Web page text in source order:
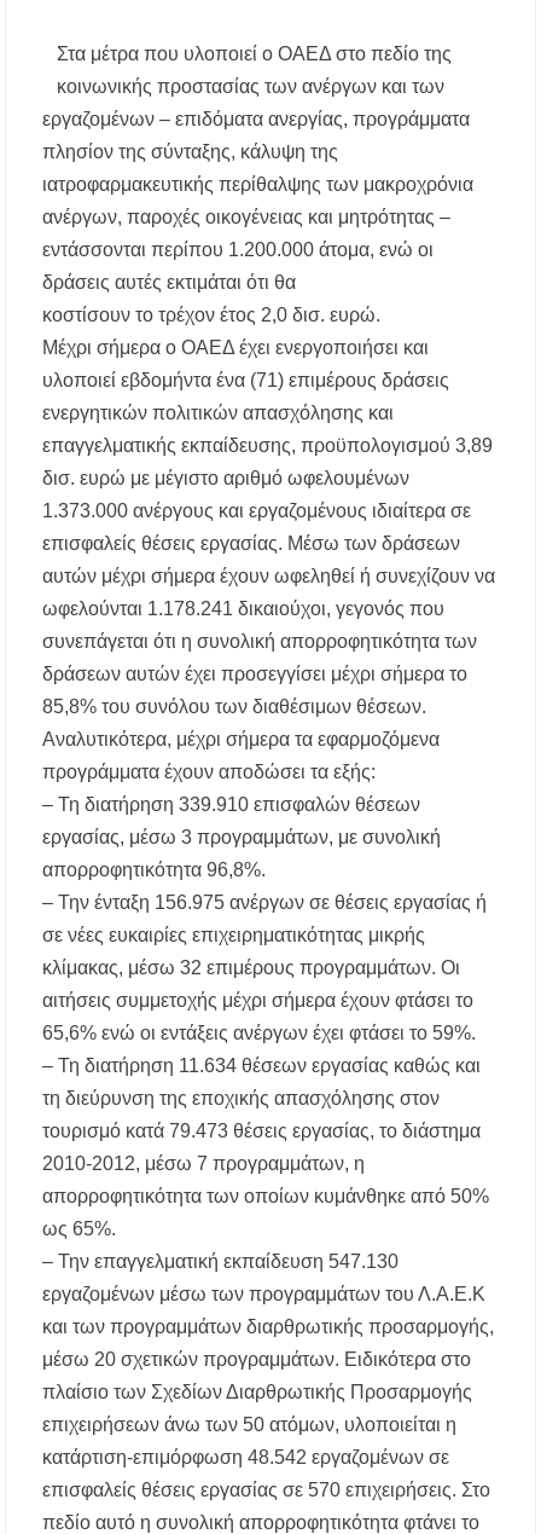
Μουσική Εκδήλωση της Φιλαρμονικής
Μεγάλης Παναγίας
Πτώση στις τιμές των καυσίμων: Κάτω από τα
2 ευρώ η αμόλυβδη μέσα στην εβδομάδα
ΔΥΠΑ: Νέες 8.000 θέσεις εργασίας για
ανέργους ηλικίας 55 έως 67 ετών – Στους
43.000 οι συνολικοί ωφελούμενοι
Δεκαπενταύγουστος 2026 στη Μεγάλη Παναγία
Χαλκιδικής – Το πρόγραμμα των ιερών
ακολουθιών
Η Φωτεινή Βελεσιώτου έρχεται στην
Ουρανούπολη για μια μοναδική συναυλία στον
Πύργο
«Τουρισμός για Όλους 2026-2027»: Άνοιξαν οι
ανά ΑΦΜ
Αναβαθμίζεται η πρόσβαση στο Δεβελίκι
Ιωάννης Γιώργος: «Εγκρίθηκε η λειτουργία
εκτός έδρας τμήματος Σ.Α.Ε.Κ. στον Πολύγυρο
– Ένα σημαντικό βήμα για την πλήρη
επαναλειτουργία της δομής»
Η Κεντρική Μακεδονία ανοίγει τον δρόμο του
οινοτουρισμού σε Ηνωμένο Βασίλειο και
Αυστραλία
Χαλκιδική: Πυρκαγιά σε γαλλική θαλαμηγό
στη Λατούρα Αγίου Νικολάου – Άμεση
κινητοποίηση Λιμενικού και Πυροσβεστικής
ΑΠ. ΠΑΝΑΣ: «Η ΧΑΛΚΙΔΙΚΗ ΧΡΕΙΑΖΕΤΑΙ
ΟΛΟΚΛΗΡΩΜΕΝΟ ΣΧΕΔΙΟ ΓΙΑ ΤΗ
ΔΙΑΒΡΩΣΗ, ΟΧΙ ΑΠΟΣΠΑΣΜΑΤΙΚΕΣ
ΠΑΡΕΜΒΑΣΕΙΣ
Το πρώτο Puppy Yoga έρχεται στην Χαλκιδική!
Ανοίγουν 40 θέσεις εργασίας στον Δήμο
Αριστοτέλη – Ποιες ειδικότητες ζητούνται
Χαλκιδική: Συνελήφθη 46χρονος επειδή
επέτρεψε στον ανήλικο γιο του να οδηγήσει
τζετ σκι
Στα μέτρα που υλοποιεί ο ΟΑΕΔ στο πεδίο της
κοινωνικής προστασίας των ανέργων και των
εργαζομένων – επιδόματα ανεργίας, προγράμματα
πλησίον της σύνταξης, κάλυψη της
ιατροφαρμακευτικής περίθαλψης των μακροχρόνια
ανέργων, παροχές οικογένειας και μητρότητας –
εντάσσονται περίπου 1.200.000 άτομα, ενώ οι
δράσεις αυτές εκτιμάται ότι θα
κοστίσουν το τρέχον έτος 2,0 δισ. ευρώ.
Μέχρι σήμερα ο ΟΑΕΔ έχει ενεργοποιήσει και
υλοποιεί εβδομήντα ένα (71) επιμέρους δράσεις
ενεργητικών πολιτικών απασχόλησης και
επαγγελματικής εκπαίδευσης, προϋπολογισμού 3,89
δισ. ευρώ με μέγιστο αριθμό ωφελουμένων
1.373.000 ανέργους και εργαζομένους ιδιαίτερα σε
επισφαλείς θέσεις εργασίας. Μέσω των δράσεων
αυτών μέχρι σήμερα έχουν ωφεληθεί ή συνεχίζουν να
ωφελούνται 1.178.241 δικαιούχοι, γεγονός που
συνεπάγεται ότι η συνολική απορροφητικότητα των
δράσεων αυτών έχει προσεγγίσει μέχρι σήμερα το
85,8% του συνόλου των διαθέσιμων θέσεων.
Αναλυτικότερα, μέχρι σήμερα τα εφαρμοζόμενα
προγράμματα έχουν αποδώσει τα εξής:
– Τη διατήρηση 339.910 επισφαλών θέσεων
εργασίας, μέσω 3 προγραμμάτων, με συνολική
απορροφητικότητα 96,8%.
– Την ένταξη 156.975 ανέργων σε θέσεις εργασίας ή
σε νέες ευκαιρίες επιχειρηματικότητας μικρής
κλίμακας, μέσω 32 επιμέρους προγραμμάτων. Οι
αιτήσεις συμμετοχής μέχρι σήμερα έχουν φτάσει το
65,6% ενώ οι εντάξεις ανέργων έχει φτάσει το 59%.
– Τη διατήρηση 11.634 θέσεων εργασίας καθώς και
τη διεύρυνση της εποχικής απασχόλησης στον
τουρισμό κατά 79.473 θέσεις εργασίας, το διάστημα
2010-2012, μέσω 7 προγραμμάτων, η
απορροφητικότητα των οποίων κυμάνθηκε από 50%
ως 65%.
– Την επαγγελματική εκπαίδευση 547.130
εργαζομένων μέσω των προγραμμάτων του Λ.Α.Ε.Κ
και των προγραμμάτων διαρθρωτικής προσαρμογής,
μέσω 20 σχετικών προγραμμάτων. Ειδικότερα στο
πλαίσιο των Σχεδίων Διαρθρωτικής Προσαρμογής
επιχειρήσεων άνω των 50 ατόμων, υλοποιείται η
κατάρτιση-επιμόρφωση 48.542 εργαζομένων σε
επισφαλείς θέσεις εργασίας σε 570 επιχειρήσεις. Στο
πεδίο αυτό η συνολική απορροφητικότητα φτάνει το